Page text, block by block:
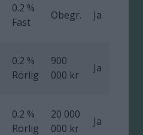
0.2 %
Fast
Obegr. Ja
0.2 %
Rörlig
900
000 kr
Ja
0.2 %
Rörlig
20 000
000 kr
Ja